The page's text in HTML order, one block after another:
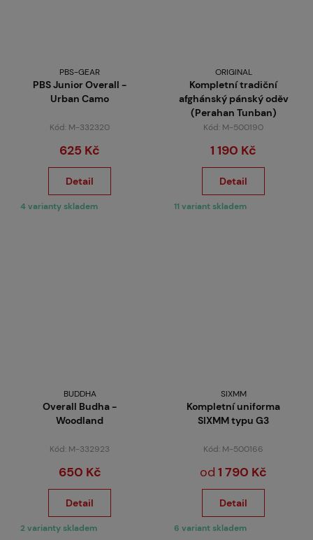
PBS-GEAR
PBS Junior Overall -
Urban Camo
Kód: M-332320
625 Kč
Detail
4 varianty skladem
ORIGINAL
Kompletní tradiční
afghánský pánský oděv
(Perahan Tunban)
Kód: M-500190
1 190 Kč
Detail
11 variant skladem
BUDDHA
Overall Budha -
Woodland
Kód: M-332923
650 Kč
Detail
2 varianty skladem
SIXMM
Kompletní uniforma
SIXMM typu G3
Kód: M-500166
od 1 790 Kč
Detail
6 variant skladem